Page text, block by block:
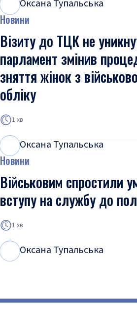
Оксана Тупальська
Новини
Візиту до ТЦК не
парламент змінив
зняття жінок з
обліку
1 хв
Оксана Тупальська
Новини
Військовим спростили
вступу на службу до
1 хв
Оксана Тупальська